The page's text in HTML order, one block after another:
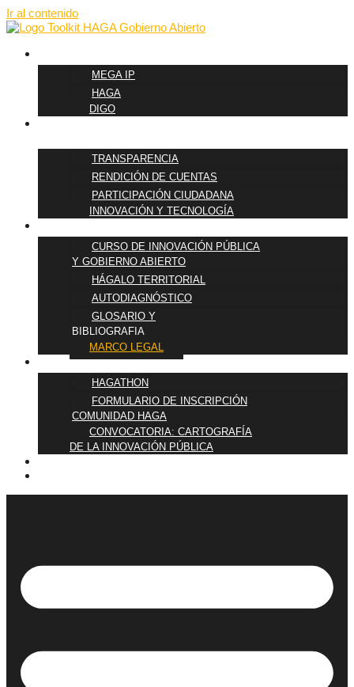
Ir al contenido
MEGA IP
HAGA
DIGO
TRANSPARENCIA
RENDICIÓN DE CUENTAS
PARTICIPACIÓN CIUDADANA
INNOVACIÓN Y TECNOLOGÍA
CURSO DE INNOVACIÓN PÚBLICA
Y GOBIERNO ABIERTO
HÁGALO TERRITORIAL
AUTODIAGNÓSTICO
GLOSARIO Y
BIBLIOGRAFIA
MARCO LEGAL
ÚNETE
HAGATHON
FORMULARIO DE INSCRIPCIÓN
COMUNIDAD HAGA
CONVOCATORIA: CARTOGRAFÍA
DE LA INNOVACIÓN PÚBLICA